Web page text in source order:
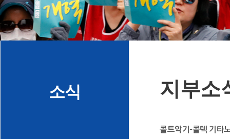
소식 지부소
콜트악기-콜텍 기타